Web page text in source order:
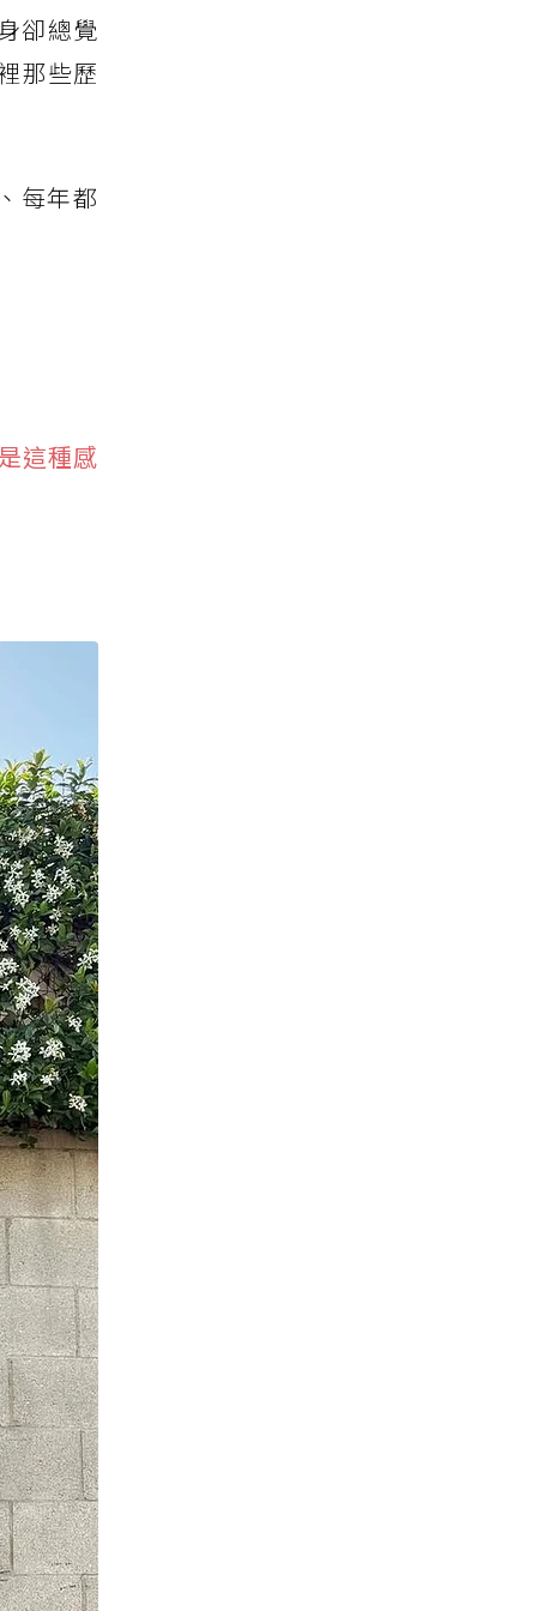
卻總覺
那些歷
每年都
這種感